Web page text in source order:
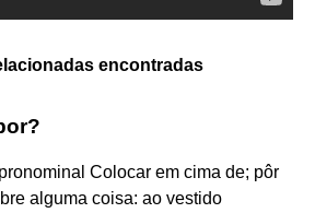
encontradas
Colocar em cima de; pôr
alguma coisa: ao vestido